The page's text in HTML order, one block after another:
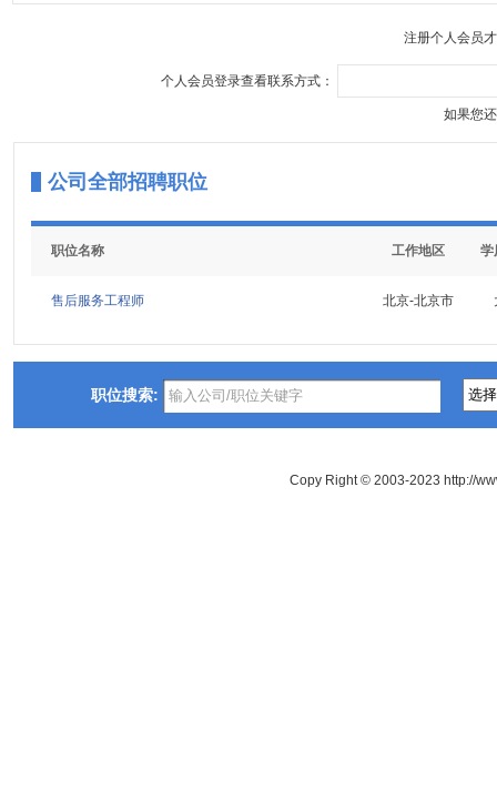
注册个人会员
个人会员登录查看联系方式：
如果您
公司全部招聘职位
职位名称 工作地区 学
售后服务工程师 北京-北京市
职位搜索:
Copy Right © 2003-2023 http://